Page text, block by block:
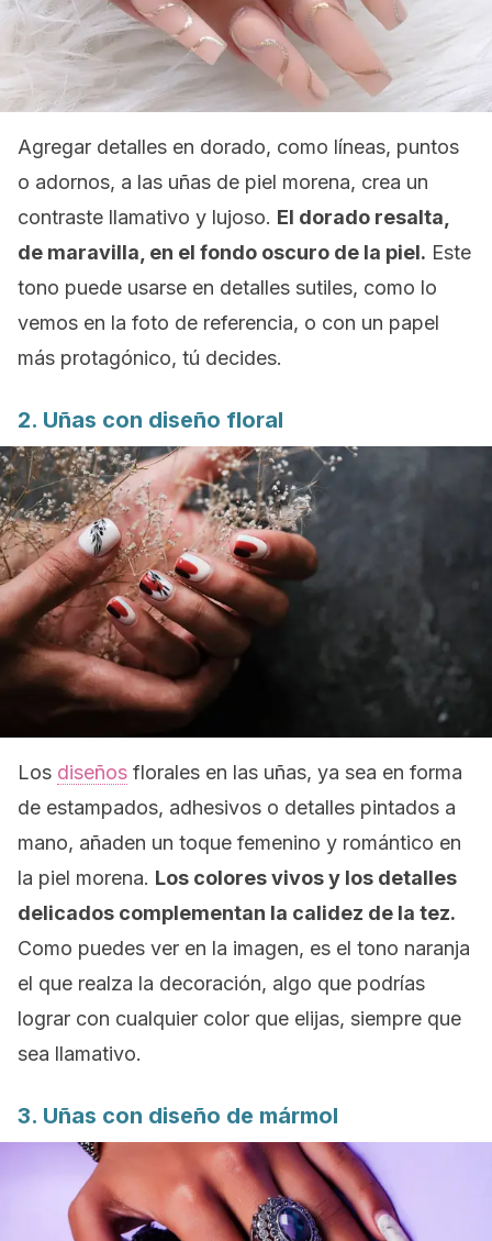
Agregar detalles en dorado, como líneas, puntos
o adornos, a las uñas de piel morena, crea un
contraste llamativo y lujoso. El dorado resalta,
de maravilla, en el fondo oscuro de la piel. Este
tono puede usarse en detalles sutiles, como lo
vemos en la foto de referencia, o con un papel
más protagónico, tú decides.
2. Uñas con diseño floral
Los diseños florales en las uñas, ya sea en forma
de estampados, adhesivos o detalles pintados a
mano, añaden un toque femenino y romántico en
la piel morena. Los colores vivos y los detalles
delicados complementan la calidez de la tez.
Como puedes ver en la imagen, es el tono naranja
el que realza la decoración, algo que podrías
lograr con cualquier color que elijas, siempre que
sea llamativo.
3. Uñas con diseño de mármol